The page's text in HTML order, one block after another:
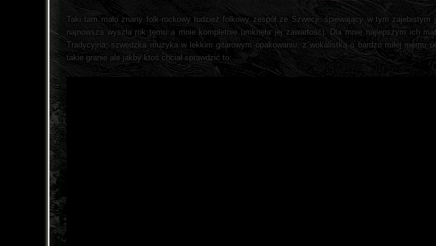
Taki tam mało znany folk-rockowy tudzież folkowy zespół ze Szwecji, śpiewający w tym
najnowsza wyszła rok temu a mnie kompletnie umknęła jej zawartość). Dla mnie najlepszym ich
Tradycyjna, szwedzka muzyka w lekkim gitarowym opakowaniu, z wokalistką o bardzo miłej memu
takie granie ale jakby ktoś chciał sprawdzić to: